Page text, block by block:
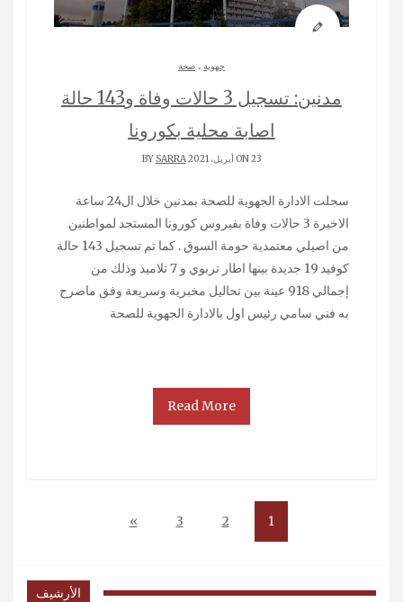
جهوية . صحة
مدنين: تسجيل 3 حالات وفاة و143 حالة
اصابة محلية بكورونا
ON 23 أبريل، 2021 BY SARRA
سجلت الادارة الجهوية للصحة بمدنين خلال ال24 ساعة
الاخيرة 3 حالات وفاة بفيروس كورونا المستجد لمواطنين
من اصيلي معتمدية حومة السوق . كما تم تسجيل 143 حالة
كوفيد 19 جديدة بينها اطار تربوي و 7 تلاميذ وذلك من
إجمالي 918 عينة بين تحاليل مخبرية وسريعة وفق ماصرح
به فني سامي رئيس اول بالادارة الجهوية للصحة
Read More
1
2
3
»
الأرشيف